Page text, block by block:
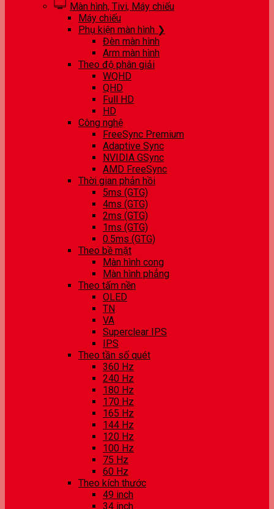
Màn hình, Tivi, Máy chiếu
Máy chiếu
Phụ kiện màn hình ❯
Đèn màn hình
Arm màn hình
Theo độ phân giải
WQHD
QHD
Full HD
HD
Công nghệ
FreeSync Premium
Adaptive Sync
NVIDIA GSync
AMD FreeSync
Thời gian phản hồi
5ms (GTG)
4ms (GTG)
2ms (GTG)
1ms (GTG)
0.5ms (GTG)
Theo bề mặt
Màn hình cong
Màn hình phẳng
Theo tấm nền
OLED
TN
VA
Superclear IPS
IPS
Theo tần số quét
360 Hz
240 Hz
180 Hz
170 Hz
165 Hz
144 Hz
120 Hz
100 Hz
75 Hz
60 Hz
Theo kích thước
49 inch
34 inch